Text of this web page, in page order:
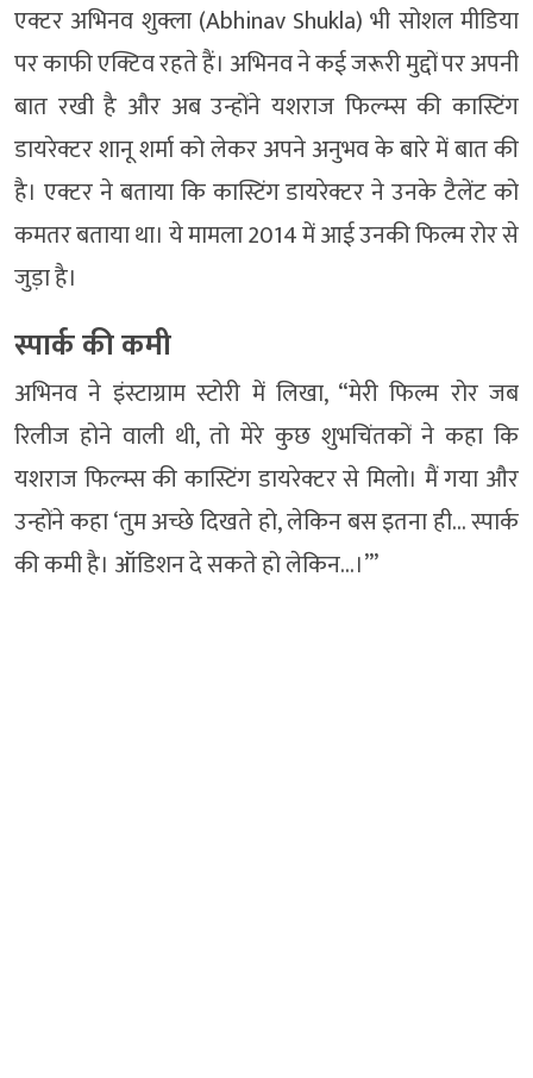
एक्टर अभिनव शुक्ला (Abhinav Shukla) भी सोशल मीडिया
पर काफी एक्टिव रहते हैं। अभिनव ने कई जरूरी मुद्दों पर अपनी
बात रखी है और अब उन्होंने यशराज फिल्म्स की कास्टिंग
डायरेक्टर शानू शर्मा को लेकर अपने अनुभव के बारे में बात की
है। एक्टर ने बताया कि कास्टिंग डायरेक्टर ने उनके टैलेंट को
कमतर बताया था। ये मामला 2014 में आई उनकी फिल्म रोर से
जुड़ा है।
स्पार्क की कमी
अभिनव ने इंस्टाग्राम स्टोरी में लिखा, “मेरी फिल्म रोर जब
रिलीज होने वाली थी, तो मेरे कुछ शुभचिंतकों ने कहा कि
यशराज फिल्म्स की कास्टिंग डायरेक्टर से मिलो। मैं गया और
उन्होंने कहा ‘तुम अच्छे दिखते हो, लेकिन बस इतना ही… स्पार्क
की कमी है। ऑडिशन दे सकते हो लेकिन…।’”